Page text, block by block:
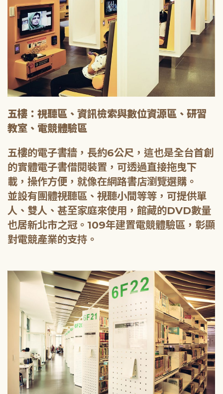
五樓：視聽區、資訊檢索與數位資源區、研習
教室、電競體驗區
五樓的電子書牆，長約6公尺，這也是全台首創
的實體電子書借閱裝置，可透過直接拖曳下
載，操作方便，就像在網路書店瀏覽選購。
並設有團體視聽區、視聽小間等等，可提供單
人、雙人、甚至家庭來使用，館藏的DVD數量
也居新北市之冠。109年建置電競體驗區，彰顯
對電競產業的支持。